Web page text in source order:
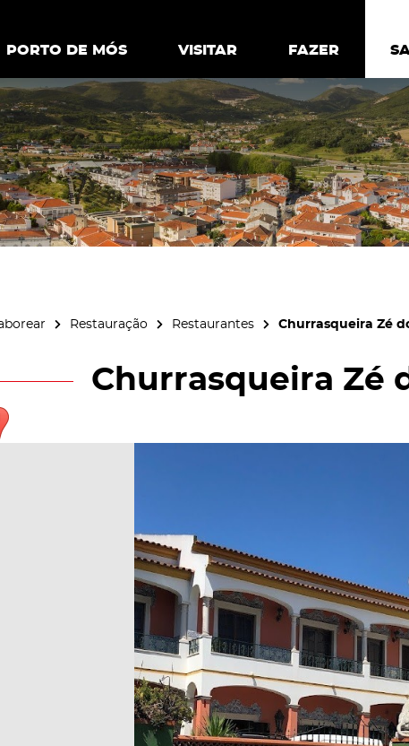
PORTO DE MÓS
VISITAR
PORTO DE MÓS VISITAR FAZER
Restauração Restaurantes Churrasqueira Zé
Churrasqueira Zé